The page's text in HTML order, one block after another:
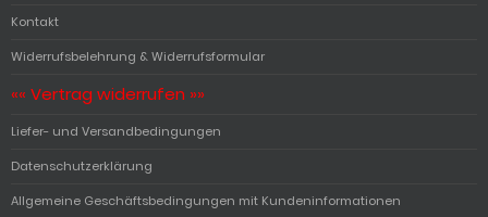
Kontakt
Widerrufsbelehrung & Widerrufsformular
«« Vertrag widerrufen »»
Liefer- und Versandbedingungen
Datenschutzerklärung
Allgemeine Geschäftsbedingungen mit Kundeninformationen